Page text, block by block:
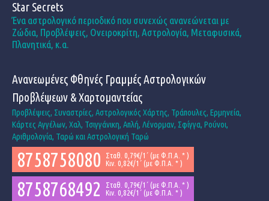
Star Secrets
Ένα αστρολογικό περιοδικό που συνεχώς ανανεώνεται με
Ζώδια, Προβλέψεις, Ονειροκρίτη, Αστρολογία, Μεταφυσικά,
Πλανητικά, κ.α.
Ανανεωμένες Φθηνές Γραμμές Αστρολογικών
Προβλέψεων & Χαρτομαντείας
Προβλέψεις, Συναστρίες, Αστρολογικός Χάρτης, Τράπουλες, Ερμηνεία,
Κάρτες Αγγέλων, Χαλ, Τσιγγάνικη, Απλή, Λένορμαν, Σφίγγα, Ρούνοι,
Αριθμολογία, Ταρώ και Αστρολογική Ταρώ
8758758080
Σταθ. 0,79€/1΄ (με Φ.Π.Α. * )
Κιν. 0,82€/1΄ (με Φ.Π.Α. * )
8758768492
Σταθ. 0,79€/1΄ (με Φ.Π.Α. * )
Κιν. 0,82€/1΄ (με Φ.Π.Α. * )